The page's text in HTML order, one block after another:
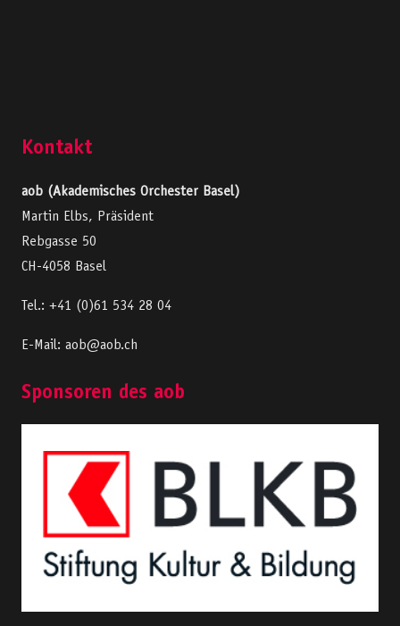
Kontakt
aob (Akademisches Orchester Basel)
Martin Elbs, Präsident
Rebgasse 50
CH-4058 Basel
Tel.: +41 (0)61 534 28 04
E-Mail: aob@aob.ch
Sponsoren des aob